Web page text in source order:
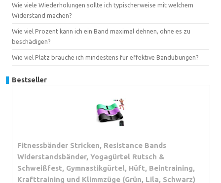
Wie viele Wiederholungen sollte ich typischerweise mit welchem
Widerstand machen?
Wie viel Prozent kann ich ein Band maximal dehnen, ohne es zu
beschädigen?
Wie viel Platz brauche ich mindestens für effektive Bandübungen?
Bestseller
Fitnessbänder Stricken, Resistance Bands
Widerstandsbänder, Yogagürtel Rutsch &
Schweißfest, Gymnastikgürtel, Hüft, Beintraining,
Krafttraining und Klimmzüge (Grün, Lila, Schwarz)